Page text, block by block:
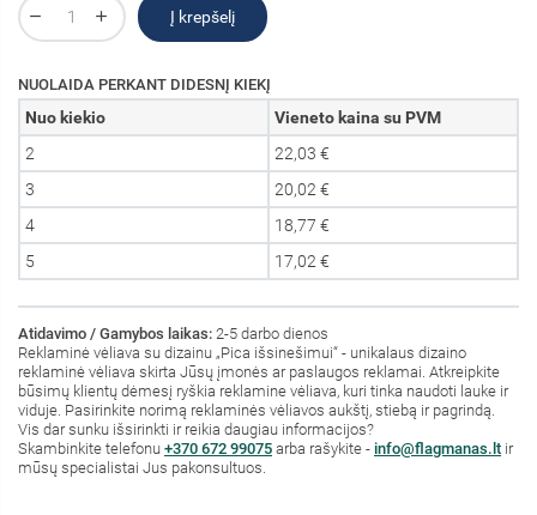
Į krepšelį
NUOLAIDA PERKANT DIDESNĮ KIEKĮ
Nuo kiekio
Vieneto kaina su PVM
2
22,03 €
3
20,02 €
4
18,77 €
5
17,02 €
Atidavimo / Gamybos laikas: 2-5 darbo dienos
Reklaminė vėliava su dizainu „Pica išsinešimui“ - unikalaus dizaino
reklaminė vėliava skirta Jūsų įmonės ar paslaugos reklamai. Atkreipkite
būsimų klientų dėmesį ryškia reklamine vėliava, kuri tinka naudoti lauke ir
viduje. Pasirinkite norimą reklaminės vėliavos aukštį, stiebą ir pagrindą.
Vis dar sunku išsirinkti ir reikia daugiau informacijos?
Skambinkite telefonu +370 672 99075 arba rašykite - info@flagmanas.lt ir
mūsų specialistai Jus pakonsultuos.